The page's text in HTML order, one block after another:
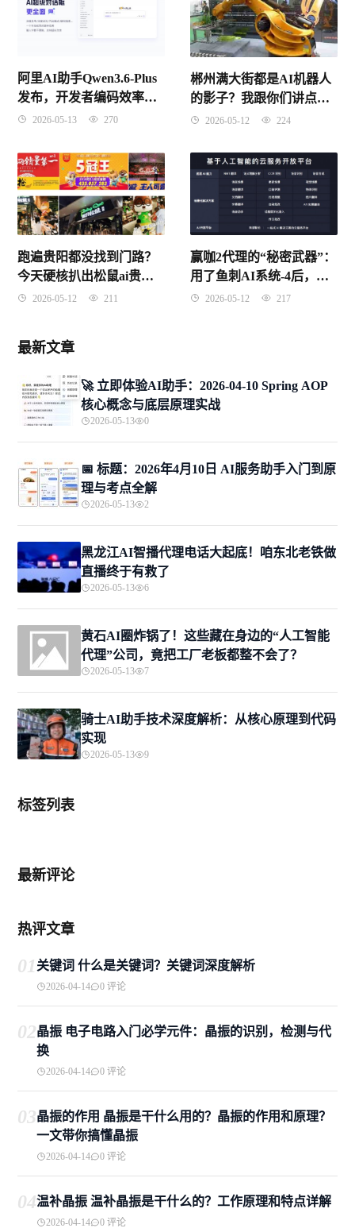
阿里AI助手Qwen3.6-Plus
发布，开发者编码效率跃
升【2026-04-10】
2026-05-13 270
郴州满大街都是AI机器人
的影子？我跟你们讲点真
的感受
2026-05-12 224
跑遍贵阳都没找到门路？
今天硬核扒出松鼠ai贵州
总代理是谁，别被中间商
2026-05-12 211
赢咖2代理的“秘密武器”：
用了鱼刺AI系统-4后，我
那个快要倒闭的工作室居
2026-05-12 217
最新文章
🚀 立即体验AI助手：2026-04-10 Spring AOP
核心概念与底层原理实战
2026-05-13 0
📅 标题：2026年4月10日 AI服务助手入门到原
理与考点全解
2026-05-13 2
黑龙江AI智播代理电话大起底！咱东北老铁做
直播终于有救了
2026-05-13 6
黄石AI圈炸锅了！这些藏在身边的“人工智能
代理”公司，竟把工厂老板都整不会了？
2026-05-13 7
骑士AI助手技术深度解析：从核心原理到代码
实现
2026-05-13 9
标签列表
最新评论
热评文章
01关键词 什么是关键词？关键词深度解析
2026-04-14 0 评论
02晶振 电子电路入门必学元件：晶振的识别，检测与代
换
2026-04-14 0 评论
03晶振的作用 晶振是干什么用的？晶振的作用和原理？
一文带你搞懂晶振
2026-04-14 0 评论
04温补晶振 温补晶振是干什么的？工作原理和特点详解
2026-04-14 0 评论